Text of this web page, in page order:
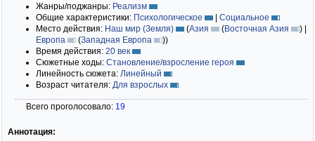
Жанры/поджанры: Реализм
Общие характеристики: Психологическое | Социальное
Место действия: Наш мир (Земля) (Азия (Восточная Азия ) |
Европа
(Западная Европа ))
Время действия: 20 век
Сюжетные ходы: Становление/взросление героя
Линейность сюжета: Линейный
Возраст читателя: Для взрослых
Всего проголосовало: 19
Аннотация: